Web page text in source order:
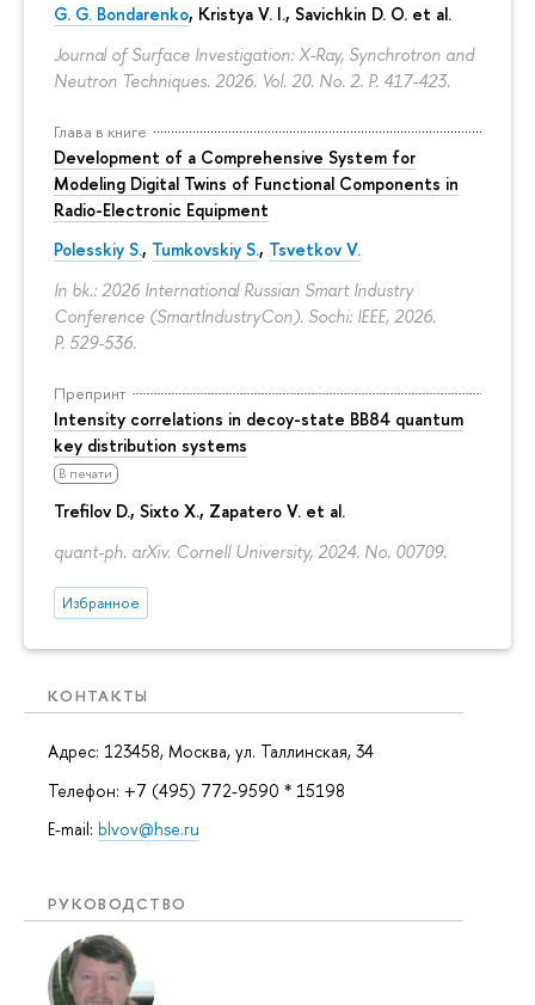
G. G. Bondarenko, Kristya V. I., Savichkin D. O. et al.
Journal of Surface Investigation: X-Ray, Synchrotron and
Neutron Techniques. 2026. Vol. 20. No. 2. P. 417-423.
Глава в книге
Development of a Comprehensive System for
Modeling Digital Twins of Functional Components in
Radio-Electronic Equipment
Polesskiy S., Tumkovskiy S., Tsvetkov V.
In bk.: 2026 International Russian Smart Industry
Conference (SmartIndustryCon). Sochi: IEEE, 2026.
P. 529-536.
Препринт
Intensity correlations in decoy-state BB84 quantum
key distribution systems
В печати
Trefilov D., Sixto X., Zapatero V. et al.
quant-ph. arXiv. Cornell University, 2024. No. 00709.
Избранное
КОНТАКТЫ
Адрес: 123458, Москва, ул. Таллинская, 34
Телефон: +7 (495) 772-9590 * 15198
E-mail: blvov@hse.ru
РУКОВОДСТВО